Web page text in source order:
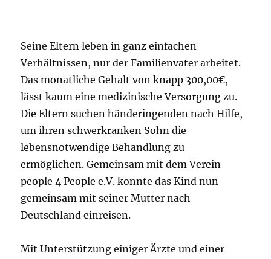
Seine Eltern leben in ganz einfachen
Verhältnissen, nur der Familienvater arbeitet.
Das monatliche Gehalt von knapp 300,00€,
lässt kaum eine medizinische Versorgung zu.
Die Eltern suchen händeringenden nach Hilfe,
um ihren schwerkranken Sohn die
lebensnotwendige Behandlung zu
ermöglichen. Gemeinsam mit dem Verein
people 4 People e.V. konnte das Kind nun
gemeinsam mit seiner Mutter nach
Deutschland einreisen.
Mit Unterstützung einiger Ärzte und einer